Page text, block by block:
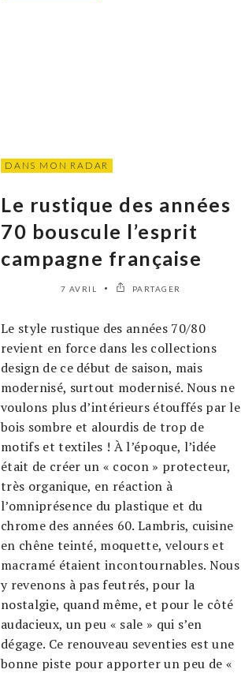
DANS MON RADAR
Le rustique des années
70 bouscule l’esprit
campagne française
7 AVRIL PARTAGER
Le style rustique des années 70/80
revient en force dans les collections
design de ce début de saison, mais
modernisé, surtout modernisé. Nous ne
voulons plus d’intérieurs étouffés par le
bois sombre et alourdis de trop de
motifs et textiles ! À l’époque, l’idée
était de créer un « cocon » protecteur,
très organique, en réaction à
l’omniprésence du plastique et du
chrome des années 60. Lambris, cuisine
en chêne teinté, moquette, velours et
macramé étaient incontournables. Nous
y revenons à pas feutrés, pour la
nostalgie, quand même, et pour le côté
audacieux, un peu « sale » qui s’en
dégage. Ce renouveau seventies est une
bonne piste pour apporter un peu de «